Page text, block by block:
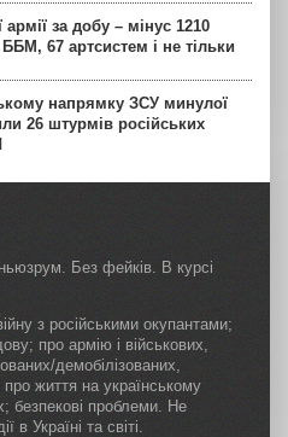
армії за добу – мінус 1210
ББМ, 67 артсистем і не тільки
напрямку ЗСУ минулої
26 штурмів російських
Без фейків. В курсі
з російськими окупантами;
про армію і військових,
демобілізованих,
життя на українському
безпекові проблеми. Не
в Україні та світі.